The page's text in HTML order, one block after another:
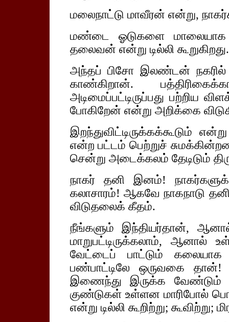
மலைநாட்டு மாவீரன் என்று,
மண்டை ஓடுகளை மாலையாக
தலைவன் என்று டில்லி கூறுகிறது.
அந்தப் பிசோ இலண்டன்
காண்கிறான்.
அடிமைப்பட்டிருப்பது பற்றிய
போகிறேன் என்று அறிக்கை
இறந்துவிட்டிருக்கக்கூடும்
என்ற பட்டம் பெற்றுச்
சென்று அடைக்கலம் தேடிடும்
நாகர் தனி இனம்!
கலாசாரம்! ஆகவே நாகநாடு
விடுதலைக் கீதம்.
நீங்களும் இந்தியர்தான்,
மாறுபட்டிருக்கலாம், ஆனால்
வேட்டைப் பாட்டும்
பண்பாட்டிலே ஒருவகை தான்!
இணைந்து இருக்க வேண்டும் -
குண்டுகள் உள்ளன மாரிபோல்
என்று டில்லி கூறிற்று; கூவிற்று;